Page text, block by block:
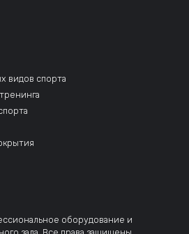
видов спорта
оборудование и